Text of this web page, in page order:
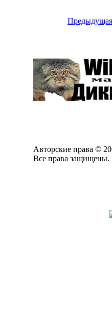
Предыдущая
Авторские права ©
Все права защищены.